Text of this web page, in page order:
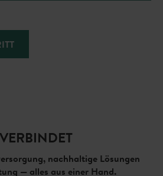
nachhaltige Lösungen
— alles aus einer Hand.